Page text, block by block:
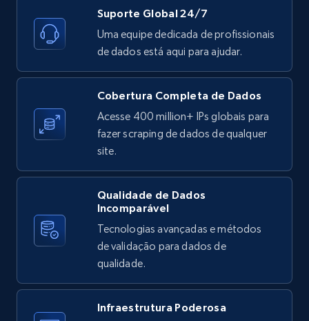
X (formerly Twitter) - Posts - Collecting
Twitter posts URLs
posted, Photos, URL, Quoted post, and more.
10.3K+ 1.2K+ Comece grátis
posts by array of profiles
ID, User posted, Name, Description, Date
posted, Photos, URL, Quoted post, and more.
Suporte Global 24/7
Uma equipe dedicada de profissionais
de dados está aqui para ajudar.
Cobertura Completa de Dados
Acesse 400 million+ IPs globais para
fazer scraping de dados de qualquer
site.
Qualidade de Dados
Incomparável
Tecnologias avançadas e métodos
de validação para dados de
qualidade.
Infraestrutura Poderosa